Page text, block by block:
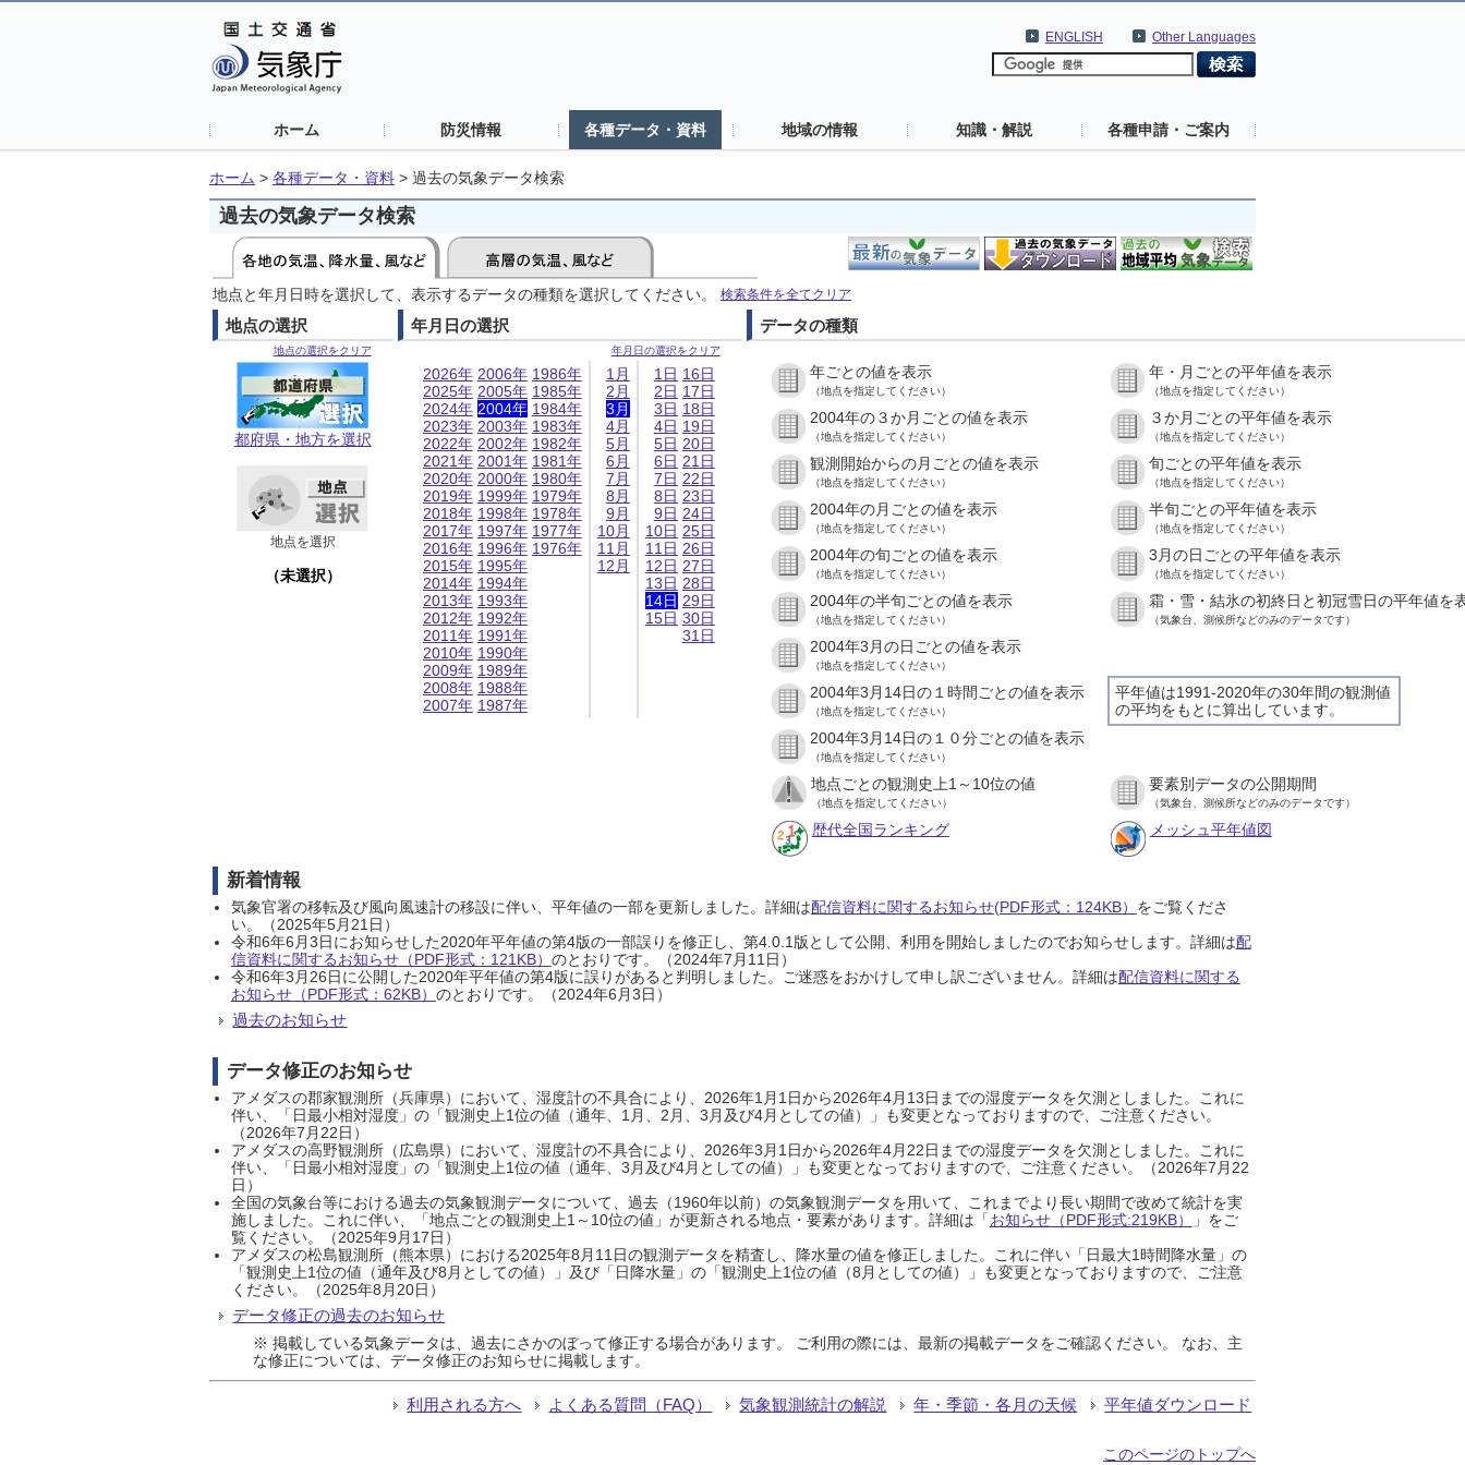
Other Languages
ENGLISH
ホーム 防災情報 各種データ・資料 地域の情報 知識・解説 各種申請・ご案内
ホーム > 各種データ・資料 > 過去の気象データ検索
過去の気象データ検索
地点と年月日時を選択して、表示するデータの種類を選択してください。 検索条件を全てクリア
地点の選択
地点の選択をクリア
都府県・地方を選択
地点を選択
（未選択）
年月日の選択
年月日の選択をクリア
2026年
2025年
2024年
2023年
2022年
2021年
2020年
2019年
2018年
2017年
2016年
2015年
2014年
2013年
2012年
2011年
2010年
2009年
2008年
2007年
2006年
2005年
2004年
2003年
2002年
2001年
2000年
1999年
1998年
1997年
1996年
1995年
1994年
1993年
1992年
1991年
1990年
1989年
1988年
1987年
1986年
1985年
1984年
1983年
1982年
1981年
1980年
1979年
1978年
1977年
1976年
1月
2月
3月
4月
5月
6月
7月
8月
9月
10月
11月
12月
1日
2日
3日
4日
5日
6日
7日
8日
9日
10日
11日
12日
13日
14日
15日
16日
17日
18日
19日
20日
21日
22日
23日
24日
25日
26日
27日
28日
29日
30日
31日
データの種類
年ごとの値を表示
（地点を指定してください）
年・月ごとの平年値を表示
（地点を指定してください）
2004年の３か月ごとの値を表示
（地点を指定してください）
３か月ごとの平年値を表示
（地点を指定してください）
観測開始からの月ごとの値を表示
（地点を指定してください）
旬ごとの平年値を表示
（地点を指定してください）
2004年の月ごとの値を表示
（地点を指定してください）
半旬ごとの平年値を表示
（地点を指定してください）
2004年の旬ごとの値を表示
（地点を指定してください）
3月の日ごとの平年値を表示
（地点を指定してください）
2004年の半旬ごとの値を表示
（地点を指定してください）
霜・雪・結氷の初終日と初冠雪日の平年値を
（気象台、測候所などのみのデータです）
2004年3月の日ごとの値を表示
（地点を指定してください）
平年値は1991-2020年の30年間の観測値
の平均をもとに算出しています。
2004年3月14日の１時間ごとの値を表示
（地点を指定してください）
2004年3月14日の１０分ごとの値を表示
（地点を指定してください）
地点ごとの観測史上1～10位の値
（地点を指定してください）
要素別データの公開期間
（気象台、測候所などのみのデータです）
歴代全国ランキング メッシュ平年値図
新着情報
気象官署の移転及び風向風速計の移設に伴い、平年値の一部を更新しました。詳細は配信資料に関するお知らせ(PDF形式：124KB） をご覧くださ
い。（2025年5月21日）
令和6年6月3日にお知らせした2020年平年値の第4版の一部誤りを修正し、第4.0.1版として公開、利用を開始しましたのでお知らせします。詳細は配
信資料に関するお知らせ（PDF形式：121KB） のとおりです。（2024年7月11日）
令和6年3月26日に公開した2020年平年値の第4版に誤りがあると判明しました。ご迷惑をおかけして申し訳ございません。詳細は配信資料に関する
お知らせ（PDF形式：62KB） のとおりです。（2024年6月3日）
過去のお知らせ
データ修正のお知らせ
アメダスの郡家観測所（兵庫県）において、湿度計の不具合により、2026年1月1日から2026年4月13日までの湿度データを欠測としました。これに
伴い、「日最小相対湿度」の「観測史上1位の値（通年、1月、2月、3月及び4月としての値）」も変更となっておりますので、ご注意ください。
（2026年7月22日）
アメダスの高野観測所（広島県）において、湿度計の不具合により、2026年3月1日から2026年4月22日までの湿度データを欠測としました。これに
伴い、「日最小相対湿度」の「観測史上1位の値（通年、3月及び4月としての値）」も変更となっておりますので、ご注意ください。（2026年7月22
日）
全国の気象台等における過去の気象観測データについて、過去（1960年以前）の気象観測データを用いて、これまでより長い期間で改めて統計を実
施しました。これに伴い、「地点ごとの観測史上1～10位の値」が更新される地点・要素があります。詳細は「お知らせ（PDF形式:219KB）
」をご
覧ください。（2025年9月17日）
アメダスの松島観測所（熊本県）における2025年8月11日の観測データを精査し、降水量の値を修正しました。これに伴い「日最大1時間降水量」の
「観測史上1位の値（通年及び8月としての値）」及び「日降水量」の「観測史上1位の値（8月としての値）」も変更となっておりますので、ご注意
ください。（2025年8月20日）
データ修正の過去のお知らせ
※ 掲載している気象データは、過去にさかのぼって修正する場合があります。 ご利用の際には、最新の掲載データをご確認ください。 なお、主
な修正については、データ修正のお知らせに掲載します。
利用される方へ よくある質問（FAQ） 気象観測統計の解説 年・季節・各月の天候 平年値ダウンロード
このページのトップへ